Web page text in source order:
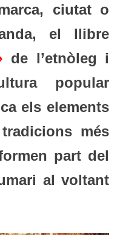
ciutat o
el llibre
de l’etnòleg i
popular
els elements
més
part del
al voltant